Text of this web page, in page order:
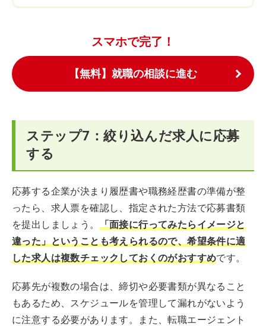
スマホで完了！
【無料】就職の相談に進む
ステップ7：絞り込んだ求人に応募
する
応募する企業が決まり履歴書や職務経歴書の準備が整
ったら、求人票を確認し、指定された方法で応募書類
を提出しましょう。 「面接に行ってみたらイメージと
違った」ということも考えられるので、希望条件に適
した求人は複数チェックしておくのがおすすめです。
応募先が複数の場合は、締切や必要書類が異なること
もあるため、スケジュールを管理して漏れがないよう
に注意する必要があります。また、転職エージェント